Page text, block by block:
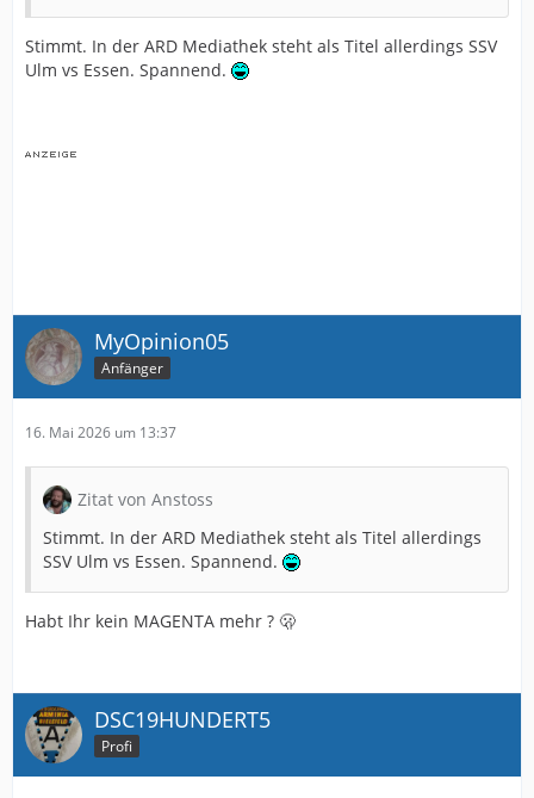
Stimmt. In der ARD Mediathek steht als Titel allerdings SSV
Ulm vs Essen. Spannend.
MyOpinion05
Anfänger
16. Mai 2026 um 13:37
Zitat von Anstoss
Stimmt. In der ARD Mediathek steht als Titel allerdings
SSV Ulm vs Essen. Spannend.
Habt Ihr kein MAGENTA mehr ? 🫢
DSC19HUNDERT5
Profi